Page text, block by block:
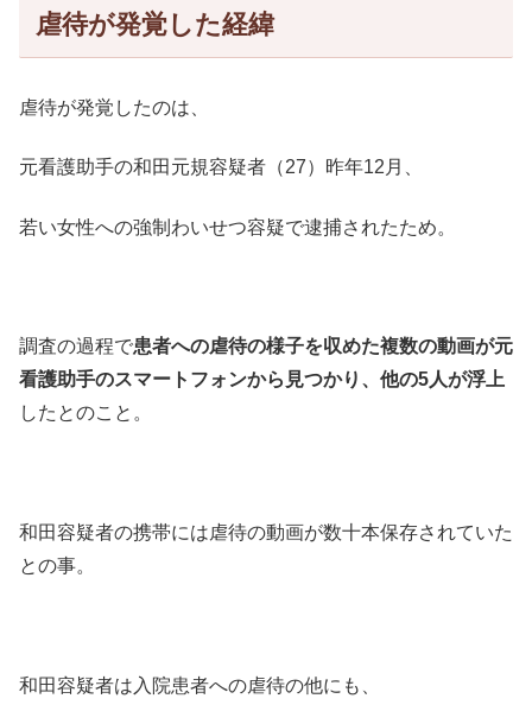
虐待が発覚した経緯
虐待が発覚したのは、
元看護助手の和田元規容疑者（27）昨年12月、
若い女性への強制わいせつ容疑で逮捕されたため。
調査の過程で患者への虐待の様子を収めた複数の動画が元
看護助手のスマートフォンから見つかり、他の5人が浮上
したとのこと。
和田容疑者の携帯には虐待の動画が数十本保存されていた
との事。
和田容疑者は入院患者への虐待の他にも、